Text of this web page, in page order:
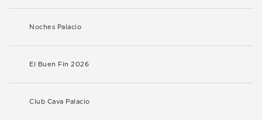
Noches Palacio
El Buen Fin 2026
Club Cava Palacio